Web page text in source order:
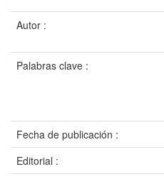
Autor :
Palabras clave :
Fecha de publicación :
Editorial :